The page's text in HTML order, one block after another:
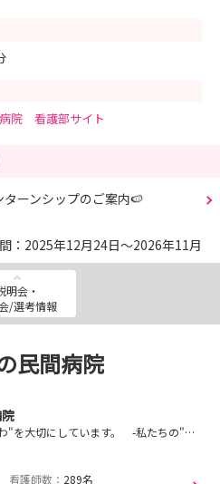
院 看護部サイト
ーンシップのご案内🍉
：2025年12月24日～2026年11月
明会・
/選考情報
民間病院
私たちは"わ"を大切にしています。 -私たちの"わ"・患者さまとの"わ"・チームの"わ"・地域との"わ"-
看護師数： 289名